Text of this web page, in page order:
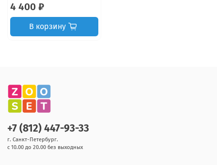
4 400 ₽
В корзину
+7 (812) 447-93-33
г. Санкт-Петербург.
с 10.00 до 20.00 без выходных